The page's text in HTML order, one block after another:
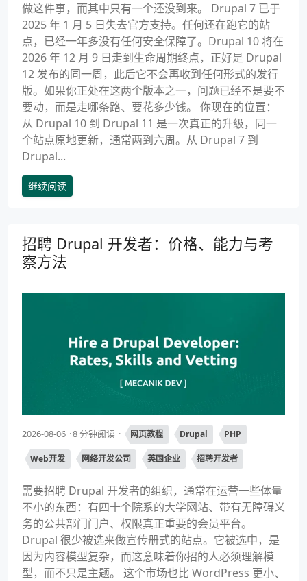
做这件事，而其中只有一个还没到来。 Drupal 7 已于
2025 年 1 月 5 日失去官方支持。任何还在跑它的站
点，已经一年多没有任何安全保障了。Drupal 10 将在
2026 年 12 月 9 日走到生命周期终点，正好是 Drupal
12 发布的同一周，此后它不会再收到任何形式的发行
版。如果你正处在这两个版本之一，问题已经不是要不
要动，而是走哪条路、要花多少钱。 你现在的位置：
从 Drupal 10 到 Drupal 11 是一次真正的升级，同一
个站点原地更新，通常两到六周。从 Drupal 7 到
Drupal...
继续阅读
招聘 Drupal 开发者：价格、能力与考
察方法
2026-08-06 8 分钟阅读 网页教程 Drupal PHP
Web开发 网络开发公司 英国企业 招聘开发者
需要招聘 Drupal 开发者的组织，通常在运营一些体量
不小的东西：有四十个院系的大学网站、带有无障碍义
务的公共部门门户、权限真正重要的会员平台。
Drupal 很少被选来做宣传册式的站点。它被选中，是
因为内容模型复杂，而这意味着你招的人必须理解模
型，而不只是主题。 这个市场也比 WordPress 更小、